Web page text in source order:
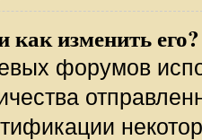
как изменить его?
форумов